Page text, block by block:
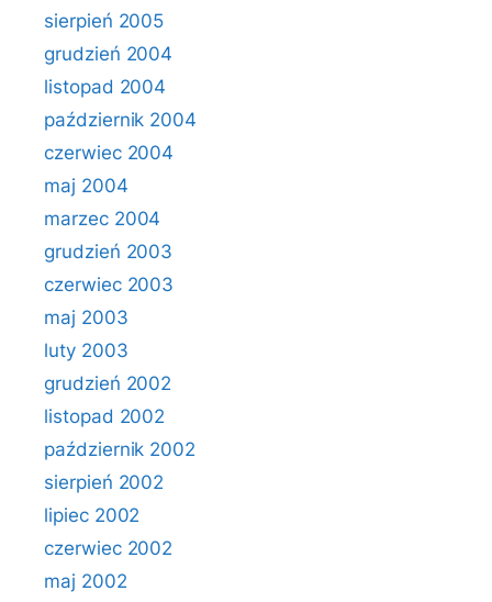
sierpień 2005
grudzień 2004
listopad 2004
październik 2004
czerwiec 2004
maj 2004
marzec 2004
grudzień 2003
czerwiec 2003
maj 2003
luty 2003
grudzień 2002
listopad 2002
październik 2002
sierpień 2002
lipiec 2002
czerwiec 2002
maj 2002